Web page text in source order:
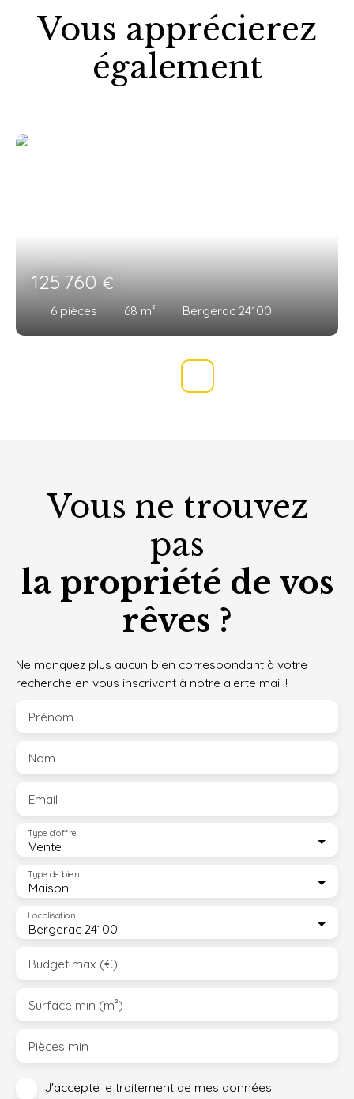
Vous apprécierez
également
125 760€
6 pièces 68 m² Bergerac 24100
Vous ne trouvez
pas
la propriété de vos
rêves ?
Ne manquez plus aucun bien correspondant à votre
recherche en vous inscrivant à notre alerte mail !
Prénom
Nom
Email
Vente
Type d'offre
Maison
Type de bien
Bergerac 24100
Localisation
Budget max (€)
Surface min (m²)
Pièces min
J'accepte le traitement de mes données